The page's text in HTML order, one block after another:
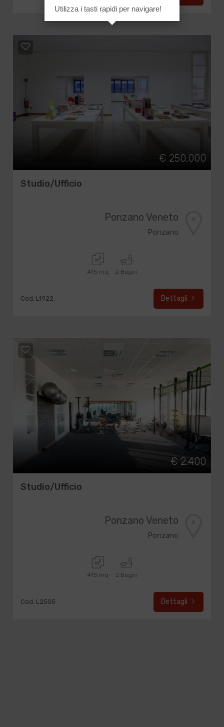
€ 250.000
Studio/Ufficio
Ponzano Veneto
Ponzano
415 mq 2 Bagni
Cod. L1922 Dettagli
€ 2.400
Studio/Ufficio
Ponzano Veneto
Ponzano
415 mq 2 Bagni
Cod. L2505 Dettagli
Utilizza i tasti rapidi per navigare!